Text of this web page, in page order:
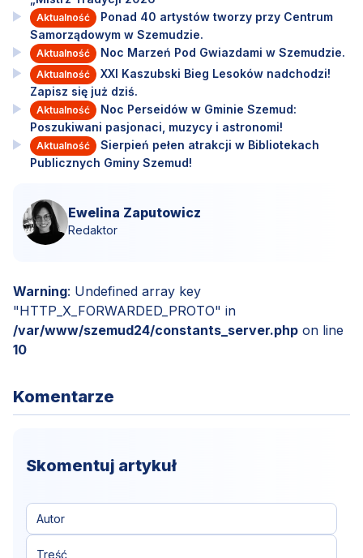
Aktualność
Ponad 40 artystów tworzy przy Centrum
Samorządowym w Szemudzie.
Aktualność Noc Marzeń Pod Gwiazdami w Szemudzie.
Aktualność
XXI Kaszubski Bieg Lesoków nadchodzi!
Zapisz się już dziś.
Aktualność
Noc Perseidów w Gminie Szemud:
Poszukiwani pasjonaci, muzycy i astronomi!
Aktualność
Sierpień pełen atrakcji w Bibliotekach
Publicznych Gminy Szemud!
Ewelina Zaputowicz
Redaktor
Warning: Undefined array key
"HTTP_X_FORWARDED_PROTO" in
/var/www/szemud24/constants_server.php on line
10
Komentarze
Skomentuj artykuł